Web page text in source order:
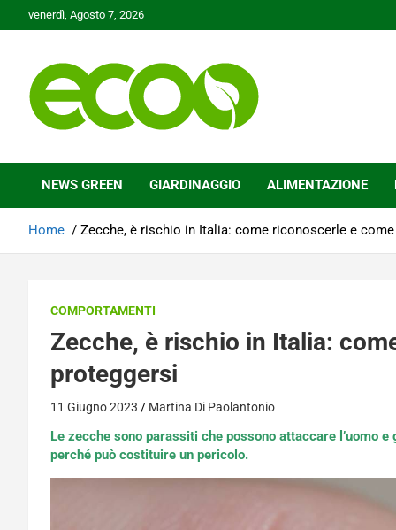
to
venerdì, Agosto 7, 2026
Ecoo.it
NEWS GREEN GIARDINAGGIO ALIMENTAZIONE
Home Zecche, è rischio in Italia: come riconoscerle e
COMPORTAMENTI
Zecche, è rischio in Italia:
proteggersi
11 Giugno 2023 Martina Di Paolantonio
Le zecche sono parassiti che possono attaccare l’uomo
perché può costituire un pericolo.